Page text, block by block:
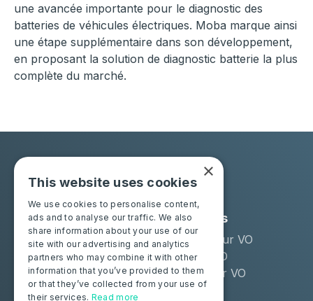
une avancée importante pour le diagnostic des
batteries de véhicules électriques. Moba marque ainsi
une étape supplémentaire dans son développement,
en proposant la solution de diagnostic batterie la plus
complète du marché.
Solutions
Moba Certify Pro
Boutique
Industries
Remarketeur VO
Loueur LLD
Distributeur VO
×
This website uses cookies
We use cookies to personalise content,
ads and to analyse our traffic. We also
share information about your use of our
site with our advertising and analytics
partners who may combine it with other
information that you’ve provided to them
or that they’ve collected from your use of
their services. Read more